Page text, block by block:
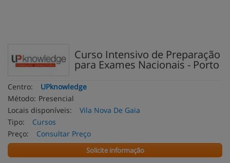
Curso Intensivo de Preparação
para Exames Nacionais - Porto
Centro:
UPknowledge
Método: Presencial
Locais disponíveis:
Vila Nova De Gaia
Tipo:
Cursos
Preço:
Consultar Preço
Solicite informação